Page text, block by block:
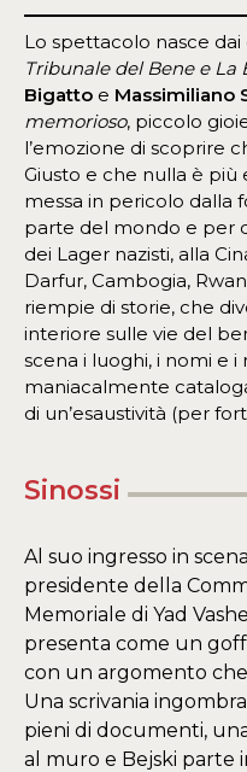
Lo spettacolo nasce dai
Tribunale del Bene e La
Bigatto e Massimiliano
memorioso, piccolo
l’emozione di scoprire
Giusto e che nulla è più
messa in pericolo dalla
parte del mondo e per
dei Lager nazisti, alla
Darfur, Cambogia,
riempie di storie, che
interiore sulle vie del
scena i luoghi, i nomi e i
maniacalmente
di un’esaustività (per
Sinossi
Al suo ingresso in
presidente della
Memoriale di Yad
presenta come un
con un argomento
Una scrivania
pieni di documenti,
al muro e Bejski parte